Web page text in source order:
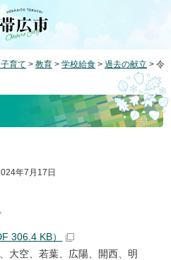
育て > 教育 > 学校給食 > 過去の献立 > 令
年7月17日
306.4 KB）
大空、若葉、広陽、開西、明